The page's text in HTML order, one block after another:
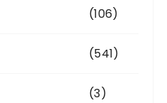
(106)
(541)
(3)